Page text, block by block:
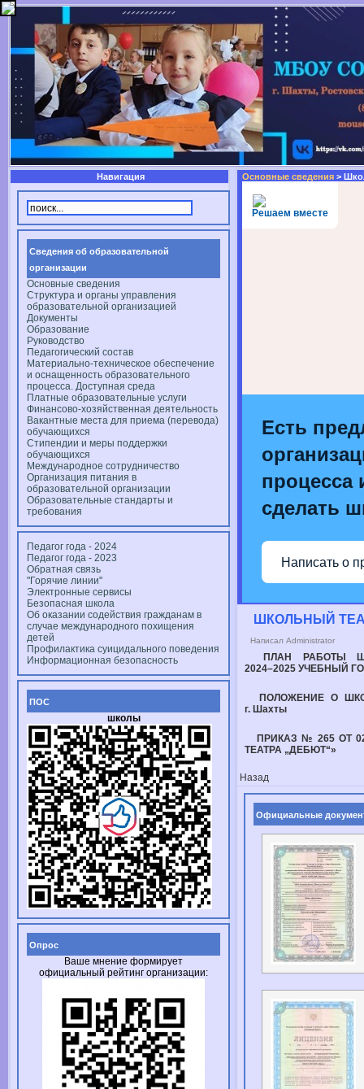
Навигация
Сведения об образовательной
организации
Основные сведения
Структура и органы управления
образовательной организацией
Документы
Образование
Руководство
Педагогический состав
Материально-техническое обеспечение
и оснащенность образовательного
процесса. Доступная среда
Платные образовательные услуги
Финансово-хозяйственная деятельность
Вакантные места для приема (перевода)
обучающихся
Стипендии и меры поддержки
обучающихся
Международное сотрудничество
Организация питания в
образовательной организации
Образовательные стандарты и
требования
Педагог года - 2024
Педагог года - 2023
Обратная связь
"Горячие линии"
Электронные сервисы
Безопасная школа
Об оказании содействия гражданам в
случае международного похищения
детей
Профилактика суицидального поведения
Информационная безопасность
ПОС
школы
Опрос
Ваше мнение формирует
официальный рейтинг организации:
Основные сведения >
Решаем вместе
Есть
процесса
сделать
Написать о
ШКОЛЬНЫЙ
Написал Administrator
ПЛАН РАБОТЫ
2024–2025 УЧЕБНЫЙ
ПОЛОЖЕНИЕ О
г. Шахты
ПРИКАЗ № 265 ОТ
ТЕАТРА „ДЕБЮТ“»
Назад
Официальные